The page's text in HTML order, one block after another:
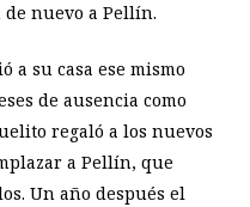
de nuevo a Pellín.
a su casa ese mismo
de ausencia como
regaló a los nuevos
a Pellín, que
Un año después el